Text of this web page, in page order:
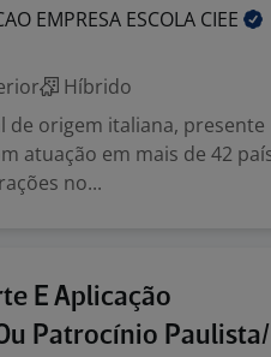
EMPRESA ESCOLA CIEE
Híbrido
de origem italiana, presente
atuação em mais de 42
no...
E Aplicação
Patrocínio Paulista/